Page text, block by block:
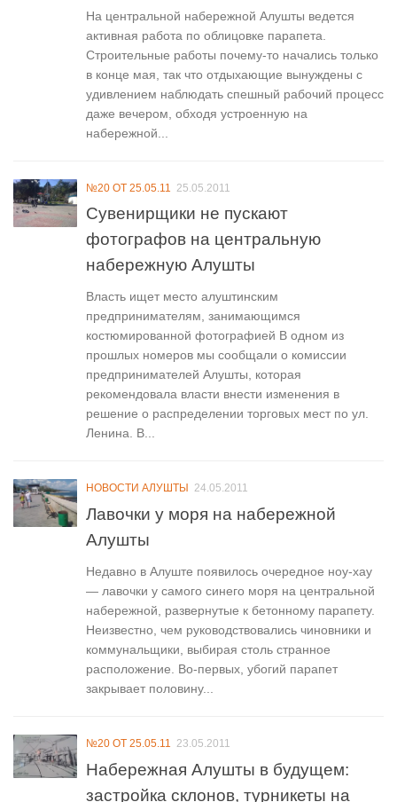
На центральной набережной Алушты ведется
активная работа по облицовке парапета.
Строительные работы почему-то начались только
в конце мая, так что отдыхающие вынуждены с
удивлением наблюдать спешный рабочий процесс
даже вечером, обходя устроенную на
набережной...
№20 ОТ 25.05.11 25.05.2011
Сувенирщики не пускают
фотографов на центральную
набережную Алушты
Власть ищет место алуштинским
предпринимателям, занимающимся
костюмированной фотографией В одном из
прошлых номеров мы сообщали о комиссии
предпринимателей Алушты, которая
рекомендовала власти внести изменения в
решение о распределении торговых мест по ул.
Ленина. В...
НОВОСТИ АЛУШТЫ 24.05.2011
Лавочки у моря на набережной
Алушты
Недавно в Алуште появилось очередное ноу-хау
— лавочки у самого синего моря на центральной
набережной, развернутые к бетонному парапету.
Неизвестно, чем руководствовались чиновники и
коммунальщики, выбирая столь странное
расположение. Во-первых, убогий парапет
закрывает половину...
№20 ОТ 25.05.11 23.05.2011
Набережная Алушты в будущем:
застройка склонов, турникеты на